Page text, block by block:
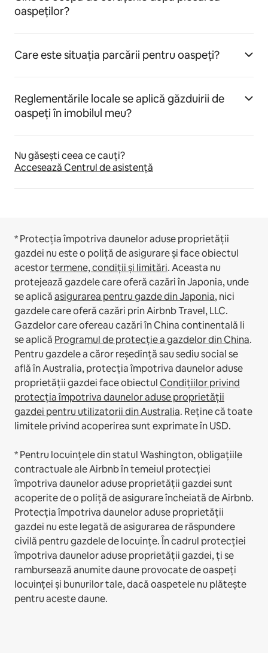
oaspeților?
Care este situația parcării pentru oaspeți?
Reglementările locale se aplică găzduirii de
oaspeți în imobilul meu?
Nu găsești ceea ce cauți?
Accesează Centrul de asistență
* Protecția împotriva daunelor aduse proprietății
gazdei nu este o poliță de asigurare și face obiectul
acestortermene, condiții și limitări.Aceasta nu
protejează gazdele care oferă cazări în Japonia, unde
se aplicăasigurarea pentru gazde din Japonia, nici
gazdele care oferă cazări prin Airbnb Travel, LLC.
Gazdelor care ofereau cazări în China continentală li
se aplică Programul de protecție a gazdelor din China.
Pentru gazdele a căror reședință sau sediu social se
află în Australia, protecția împotriva daunelor aduse
proprietății gazdei face obiectulCondițiilor privind
protecția împotriva daunelor aduse proprietății
gazdei pentru utilizatorii din Australia. Reține că toate
limitele privind acoperirea sunt exprimate în USD.
* Pentru locuințele din statul Washington, obligațiile
contractuale ale Airbnb în temeiul protecției
împotriva daunelor aduse proprietății gazdei sunt
acoperite de o poliță de asigurare încheiată de Airbnb.
Protecția împotriva daunelor aduse proprietății
gazdei nu este legată de asigurarea de răspundere
civilă pentru gazdele de locuințe. În cadrul protecției
împotriva daunelor aduse proprietății gazdei, ți se
rambursează anumite daune provocate de oaspeți
locuinței și bunurilor tale, dacă oaspetele nu plătește
pentru aceste daune.